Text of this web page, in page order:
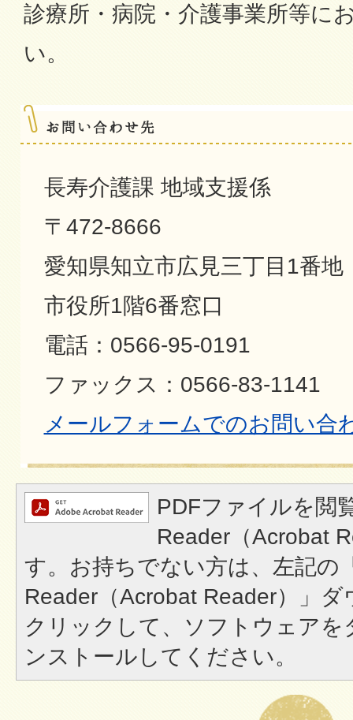
診療所・病院・介護事業所等に
い。
長寿介護課 地域支援係
〒472-8666
愛知県知立市広見三丁目1番地
市役所1階6番窓口
電話：0566-95-0191
ファックス：0566-83-1141
メールフォームでのお問い合
PDFファイルを閲
Reader（Acrobat
す。お持ちでない方は、左記の
Reader（Acrobat Reader）」
クリックして、ソフトウェア
ンストールしてください。